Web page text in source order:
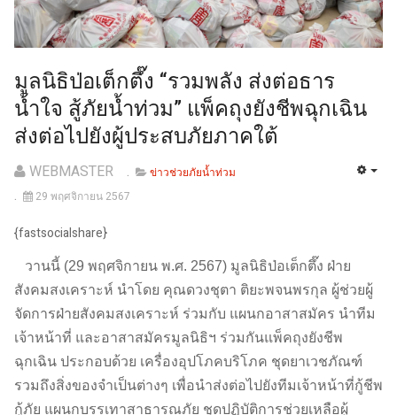
มูลนิธิป่อเต็กตึ๊ง “รวมพลัง ส่งต่อธาร
น้ำใจ สู้ภัยน้ำท่วม” แพ็คถุงยังชีพฉุกเฉิน
ส่งต่อไปยังผู้ประสบภัยภาคใต้
WEBMASTER
ข่าวช่วยภัยน้ำท่วม
29 พฤศจิกายน 2567
{fastsocialshare}
วานนี้ (29 พฤศจิกายน พ.ศ. 2567) มูลนิธิป่อเต็กตึ๊ง ฝ่าย
สังคมสงเคราะห์ นำโดย คุณดวงชุตา ติยะพจนพรกุล ผู้ช่วยผู้
จัดการฝ่ายสังคมสงเคราะห์ ร่วมกับ แผนกอาสาสมัคร นำทีม
เจ้าหน้าที่ และอาสาสมัครมูลนิธิฯ ร่วมกันแพ็คถุงยังชีพ
ฉุกเฉิน ประกอบด้วย เครื่องอุปโภคบริโภค ชุดยาเวชภัณฑ์
รวมถึงสิ่งของจำเป็นต่างๆ เพื่อนำส่งต่อไปยังทีมเจ้าหน้าที่กู้ชีพ
กู้ภัย แผนกบรรเทาสาธารณภัย ชุดปฏิบัติการช่วยเหลือผู้